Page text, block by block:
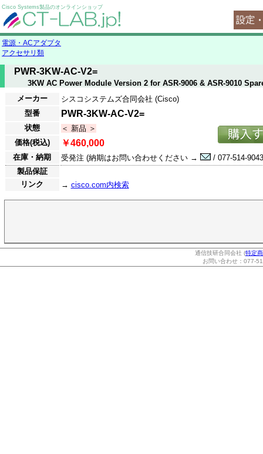
Cisco Systems製品のオンラインショップ
電源・ACアダプタ
アクセサリ類
PWR-3KW-AC-V2=
3KW AC Power Module Version 2 for ASR-9006 & ASR-9010
メーカー
シスコシステムズ合同会社 (Cisco)
型番
PWR-3KW-AC-V2=
状態
＜ 新品 ＞
価格(税込)
￥460,000
在庫・納期 受発注 (納期はお問い合わせください →
/ 077-514-
製品保証
リンク
→ cisco.com内検索
通信技研合同会社 (特定
お問い合わせ：077-